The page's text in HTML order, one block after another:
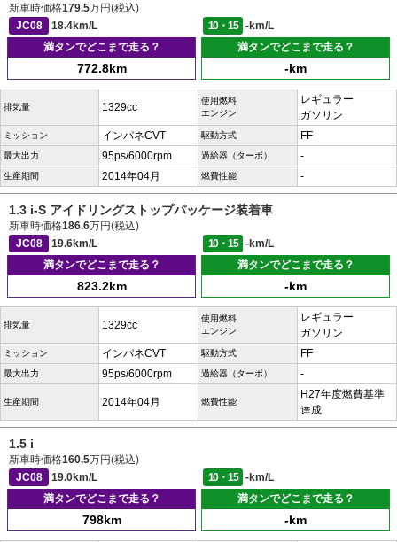
新車時価格179.5万円(税込)
JC08
18.4km/L 10・15
-km/L
満タンでどこまで走る？
772.8km
満タンでどこまで走る？
-km
排気量 1329cc
使用燃料
エンジン
レギュラー
ガソリン
ミッション インパネCVT 駆動方式 FF
最大出力 95ps/6000rpm 過給器（ターボ） -
生産期間 2014年04月 燃費性能 -
1.3 i-S アイドリングストップパッケージ装着車
新車時価格186.6万円(税込)
JC08
19.6km/L 10・15
-km/L
満タンでどこまで走る？
823.2km
満タンでどこまで走る？
-km
排気量 1329cc
使用燃料
エンジン
レギュラー
ガソリン
ミッション インパネCVT 駆動方式 FF
最大出力 95ps/6000rpm 過給器（ターボ） -
生産期間 2014年04月 燃費性能
H27年度燃費基準
達成
1.5 i
新車時価格160.5万円(税込)
JC08
19.0km/L 10・15
-km/L
満タンでどこまで走る？
798km
満タンでどこまで走る？
-km